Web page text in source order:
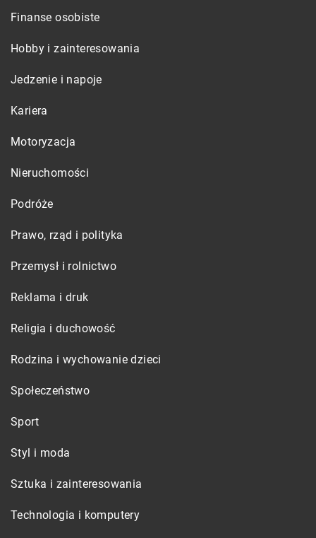
Finanse osobiste
Hobby i zainteresowania
Jedzenie i napoje
Kariera
Motoryzacja
Nieruchomości
Podróże
Prawo, rząd i polityka
Przemysł i rolnictwo
Reklama i druk
Religia i duchowość
Rodzina i wychowanie dzieci
Społeczeństwo
Sport
Styl i moda
Sztuka i zainteresowania
Technologia i komputery